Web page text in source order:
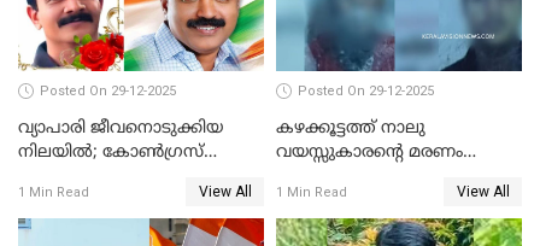
Posted On 29-12-2025
വ്യാപാരി ജീവനൊടുക്കിയ
നിലയില്‍; കോണ്‍ഗ്രസ്
മാനസികപീഡനമെന്ന് കുറിപ്പ്
1 Min Read View All
Posted On 29-12-2025
കഴക്കൂട്ടത്ത് നാലു
വയസ്സുകാരന്റെ മരണം
സുഹൃത്തും പൊലീസ്
കസ്റ്റഡിയിൽ
1 Min Read View All